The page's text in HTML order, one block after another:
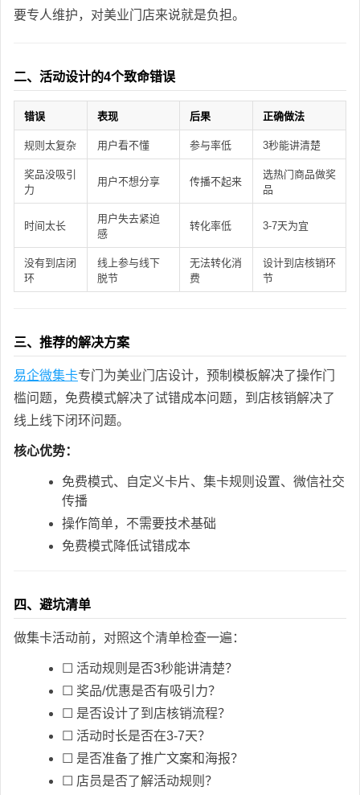
要专人维护，对美业门店来说就是负担。
二、活动设计的4个致命错误
错误 表现 后果 正确做法
规则太复杂 用户看不懂 参与率低 3秒能讲清楚
奖品没吸引
力
用户不想分享 传播不起来
选热门商品做奖
品
时间太长
用户失去紧迫
感
转化率低 3-7天为宜
没有到店闭
环
线上参与线下
脱节
无法转化消
费
设计到店核销环
节
三、推荐的解决方案
易企微集卡专门为美业门店设计，预制模板解决了操作门
槛问题，免费模式解决了试错成本问题，到店核销解决了
线上线下闭环问题。
核心优势：
免费模式、自定义卡片、集卡规则设置、微信社交
传播
操作简单，不需要技术基础
免费模式降低试错成本
四、避坑清单
做集卡活动前，对照这个清单检查一遍：
☐ 活动规则是否3秒能讲清楚？
☐ 奖品/优惠是否有吸引力？
☐ 是否设计了到店核销流程？
☐ 活动时长是否在3-7天？
☐ 是否准备了推广文案和海报？
☐ 店员是否了解活动规则？